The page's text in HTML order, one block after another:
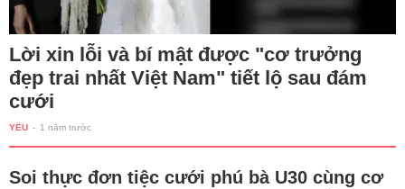
Lời xin lỗi và bí mật được "cơ trưởng
đẹp trai nhất Việt Nam" tiết lộ sau đám
cưới
YÊU - 1 năm trước
Soi thực đơn tiệc cưới phú bà U30 cùng cơ